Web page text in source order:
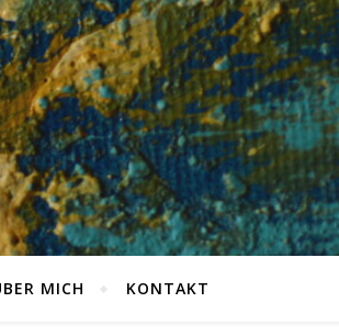
MICH KONTAKT